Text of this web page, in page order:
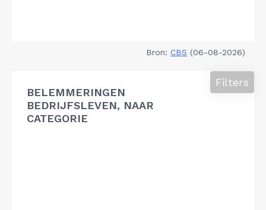
Bron: CBS (06-08-2026)
BELEMMERINGEN
BEDRIJFSLEVEN, NAAR
CATEGORIE
Filters